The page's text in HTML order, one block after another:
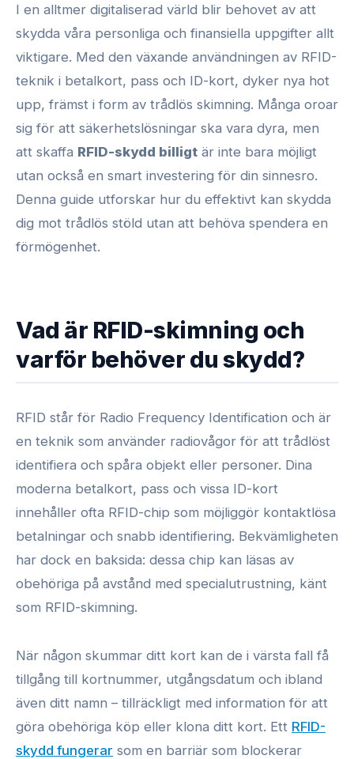
I en alltmer digitaliserad värld blir behovet av att
skydda våra personliga och finansiella uppgifter allt
viktigare. Med den växande användningen av RFID-
teknik i betalkort, pass och ID-kort, dyker nya hot
upp, främst i form av trådlös skimning. Många oroar
sig för att säkerhetslösningar ska vara dyra, men
att skaffa RFID-skydd billigt är inte bara möjligt
utan också en smart investering för din sinnesro.
Denna guide utforskar hur du effektivt kan skydda
dig mot trådlös stöld utan att behöva spendera en
förmögenhet.
Vad är RFID-skimning och
varför behöver du skydd?
RFID står för Radio Frequency Identification och är
en teknik som använder radiovågor för att trådlöst
identifiera och spåra objekt eller personer. Dina
moderna betalkort, pass och vissa ID-kort
innehåller ofta RFID-chip som möjliggör kontaktlösa
betalningar och snabb identifiering. Bekvämligheten
har dock en baksida: dessa chip kan läsas av
obehöriga på avstånd med specialutrustning, känt
som RFID-skimning.
När någon skummar ditt kort kan de i värsta fall få
tillgång till kortnummer, utgångsdatum och ibland
även ditt namn – tillräckligt med information för att
göra obehöriga köp eller klona ditt kort. Ett RFID-
skydd fungerar som en barriär som blockerar